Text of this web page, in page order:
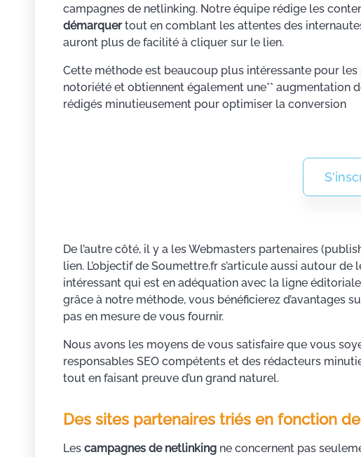
campagnes de netlinking. Notre équipe rédige les
démarquertout en comblant les attentes des
auront plus de facilité à cliquer sur le lien.
Cette méthode est beaucoup plus intéressante pour
notoriété et obtiennent également une** augmentation
rédigés minutieusement pour optimiser la conversion
De l’autre côté, il y a les Webmasters partenaires
lien. L’objectif de Soumettre.fr s’articule aussi autour
intéressant qui est en adéquation avec la ligne
grâce à notre méthode, vous bénéficierez d’avantages
pas en mesure de vous fournir.
Nous avons les moyens de vous satisfaire que vous
responsables SEO compétents et des rédacteurs
tout en faisant preuve d’un grand naturel.
Des sites partenaires triés en fonction
Les campagnes de netlinking ne concernent pas